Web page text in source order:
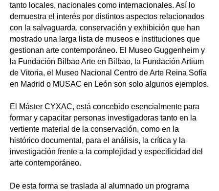
tanto locales, nacionales como internacionales. Así lo
demuestra el interés por distintos aspectos relacionados
con la salvaguarda, conservación y exhibición que han
mostrado una larga lista de museos e instituciones que
gestionan arte contemporáneo. El Museo Guggenheim y
la Fundación Bilbao Arte en Bilbao, la Fundación Artium
de Vitoria, el Museo Nacional Centro de Arte Reina Sofía
en Madrid o MUSAC en León son solo algunos ejemplos.
El Máster CYXAC, está concebido esencialmente para
formar y capacitar personas investigadoras tanto en la
vertiente material de la conservación, como en la
histórico documental, para el análisis, la crítica y la
investigación frente a la complejidad y especificidad del
arte contemporáneo.
De esta forma se traslada al alumnado un programa